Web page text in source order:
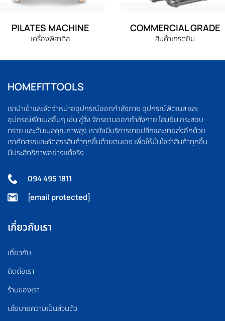
PILATES MACHINE
เครื่องพิลาทิส
COMMERCIAL GRADE
สินค้าเกรดยิม
HOMEFITTOOLS
เรานำเข้าและจัดจำหน่ายอุปกรณ์ออกกำลังกาย อุปกรณ์ฟิตเนส และ
อุปกรณ์ฟิตเนสอื่นๆ เช่น ลู่วิ่ง จักรยานออกกำลังกาย โฮมยิม กระสอบ
ทราย และดัมเบลคุณภาพสูง เรายังมีบริการขายปลีกและขายส่งอีกด้วย
เราคัดสรรและคัดสรรสินค้าทุกชิ้นด้วยตนเอง เพื่อให้มั่นใจว่าสินค้าทุกชิ้น
มีประสิทธิภาพอย่างแท้จริง
094 495 1811
[email protected]
เกี่ยวกับเรา
เกี่ยวกับ
ติดต่อเรา
ร้านของเรา
นโยบายความเป็นส่วนตัว